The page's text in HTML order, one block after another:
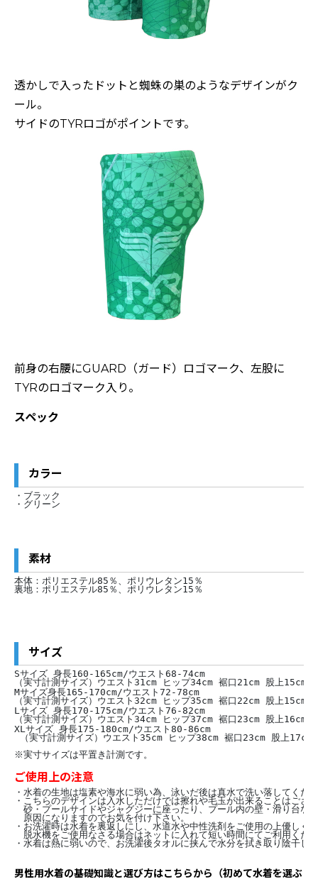
透かしで入ったドットと蜘蛛の巣のようなデザインがク
ール。
サイドのTYRロゴがポイントです。
前身の右腰にGUARD（ガード）ロゴマーク、左股に
TYRのロゴマーク入り。
スペック
カラー
・ブラック
・グリーン
素材
本体：ポリエステル85％、ポリウレタン15％
裏地：ポリエステル85％、ポリウレタン15％
サイズ
Sサイズ 身長160-165cm/ウエスト68-74cm
（実寸計測サイズ）ウエスト31cm ヒップ34cm 裾口21cm 股上15cm
Mサイズ身長165-170cm/ウエスト72-78cm
（実寸計測サイズ）ウエスト32cm ヒップ35cm 裾口22cm 股上15cm
Lサイズ 身長170-175cm/ウエスト76-82cm
（実寸計測サイズ）ウエスト34cm ヒップ37cm 裾口23cm 股上16cm
XLサイズ 身長175-180cm/ウエスト80-86cm
（実寸計測サイズ）ウエスト35cm ヒップ38cm 裾口23cm 股上17cm
※実寸サイズは平置き計測です。
ご使用上の注意
・水着の生地は塩素や海水に弱い為、泳いだ後は真水で洗い落してくだ
・こちらのデザインは入水しただけでは擦れや毛玉が出来ることはござ
砂・プールサイドやジャグジーに座ったり、プール内の壁・滑り台な
原因になりますのでお気を付け下さい。
・お洗濯時は水着を裏返しにし、水道水や中性洗剤をご使用の上優しく
脱水機をご使用なさる場合はネットに入れて短い時間にてご利用くだ
・水着は熱に弱いので、お洗濯後タオルに挟んで水分を拭き取り陰干し
男性用水着の基礎知識と選び方はこちらから（初めて水着を選ぶ